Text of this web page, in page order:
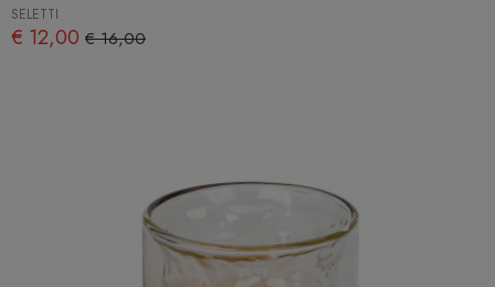
SELETTI
€ 12,00 € 16,00